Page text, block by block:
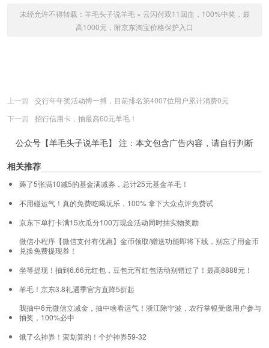
未经允许不得转载： 羊毛头子说羊毛» 云闪付双11回血，100%中奖，最
高1000元，附京东淘宝价格保护入口
上一篇
交行年年奖活动搏一搏，目前排名第4007位用户累计消费0元
下一篇
招行信用卡，抽最高60元羊毛！
公众号【羊毛头子说羊毛】 注：本文包含广告内容，请自行判断
相关推荐
薅了5张满10减5的基金满减券，总计25元基金羊毛！
不用碰运气！真的免费吃喝玩乐，100% 拿下大众点评免费试
京东下单打卡满15次瓜分100万现金活动同时抽实物奖励
微信小程序【微信支付有优惠】金币领取/赠送功能即将下线，别忘了用金币
兑换免费提现券！
坐等提现！抽到6.66元红包，豆包元宵红包活动别错过了！最高8888元！
羊毛！京东3.8礼遇季官方直降5折起
我抽中6元微信立减金，抽中啥看运气！浙江除宁波，农行掌银受邀用户参与
抽奖，100%必中
饿了么神券！蛮划算的！个护神券59-32